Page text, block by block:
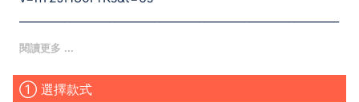
Follow me?
Youtube| 愛日莉[Aibiri]
Instagram.Facebook.Twitter | @ margolee330
① 選擇款式